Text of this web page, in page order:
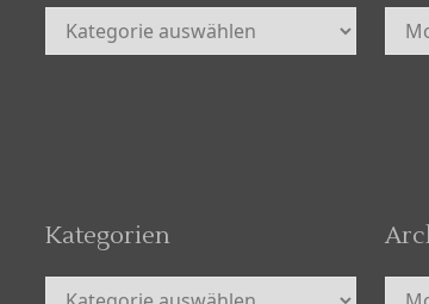
Kategorien Archiv
Kategorien
Kategorien Archiv